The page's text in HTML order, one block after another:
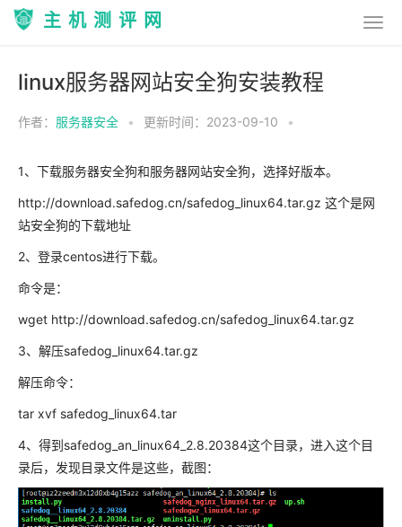
主机测评网
linux服务器网站安全狗安装教程
作者： 服务器安全 • 更新时间：2023-09-10 •
1、下载服务器安全狗和服务器网站安全狗，选择好版本。
http://download.safedog.cn/safedog_linux64.tar.gz 这个是网
站安全狗的下载地址
2、登录centos进行下载。
命令是：
wget http://download.safedog.cn/safedog_linux64.tar.gz
3、解压safedog_linux64.tar.gz
解压命令：
tar xvf safedog_linux64.tar
4、得到safedog_an_linux64_2.8.20384这个目录，进入这个目
录后，发现目录文件是这些，截图：